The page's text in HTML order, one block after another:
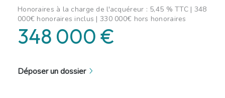
Honoraires à la charge de l'acquéreur : 5,45 % TTC | 348
000€ honoraires inclus | 330 000€ hors honoraires
348 000 €
Déposer un dossier